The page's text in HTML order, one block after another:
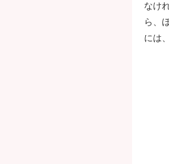
なけ
ら、
には